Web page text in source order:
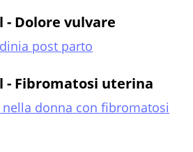
- Dolore vulvare
post parto
- Fibromatosi uterina
nella donna con fibromatosi